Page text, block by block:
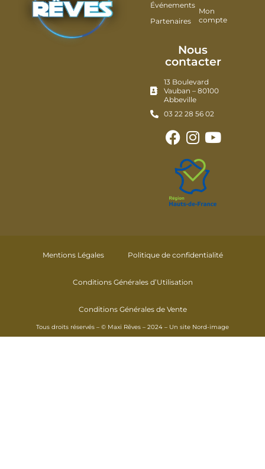
Événements
Partenaires
Mon
compte
Nous
contacter
13 Boulevard
Vauban – 80100
Abbeville
03 22 28 56 02
Mentions Légales Politique de confidentialité
Conditions Générales d’Utilisation
Conditions Générales de Vente
Tous droits réservés – © Maxi Rêves – 2024 – Un site Nord-image